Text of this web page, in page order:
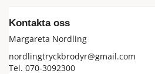
Kontakta oss
Margareta Nordling
nordlingtryckbrodyr@gmail.com
Tel. 070-3092300